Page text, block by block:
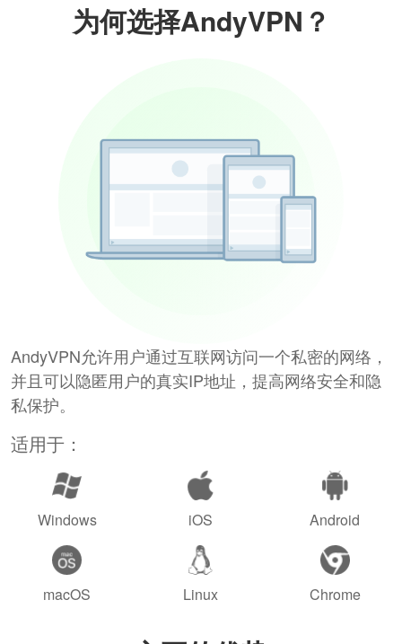
为何选择AndyVPN？
AndyVPN允许用户通过互联网访问一个私密的网络，
并且可以隐匿用户的真实IP地址，提高网络安全和隐
私保护。
适用于：
Windows iOS Android
macOS Linux Chrome